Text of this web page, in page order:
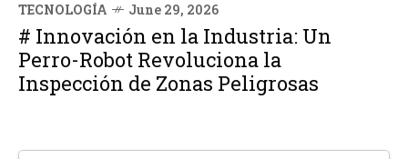
TECNOLOGÍA June 29, 2026
# Innovación en la Industria: Un
Perro-Robot Revoluciona la
Inspección de Zonas Peligrosas